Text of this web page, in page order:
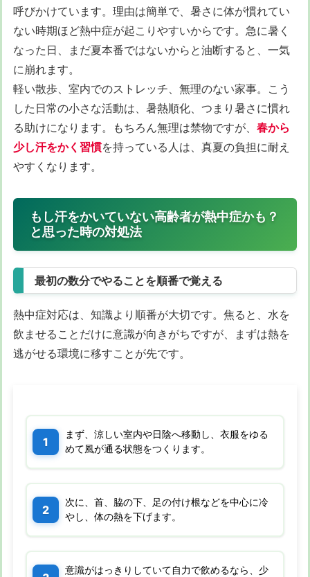
呼びかけています。理由は簡単で、暑さに体が慣れてい
ない時期ほど熱中症が起こりやすいからです。急に暑く
なった日、まだ夏本番ではないからと油断すると、一気
に崩れます。
軽い散歩、室内でのストレッチ、無理のない家事。こう
した日常の小さな活動は、暑熱順化、つまり暑さに慣れ
る助けになります。もちろん無理は禁物ですが、 春から
少し汗をかく習慣を持っている人は、真夏の負担に耐え
やすくなります。
もし汗をかいていない高齢者が熱中症かも？
と思った時の対処法
最初の数分でやることを順番で覚える
熱中症対応は、知識より順番が大切です。焦ると、水を
飲ませることだけに意識が向きがちですが、まずは熱を
逃がせる環境に移すことが先です。
まず、涼しい室内や日陰へ移動し、衣服をゆる
めて風が通る状態をつくります。
次に、首、脇の下、足の付け根などを中心に冷
やし、体の熱を下げます。
意識がはっきりしていて自力で飲めるなら、少